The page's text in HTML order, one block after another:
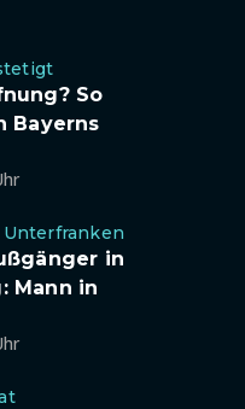
So
Bayerns
in
Mann in